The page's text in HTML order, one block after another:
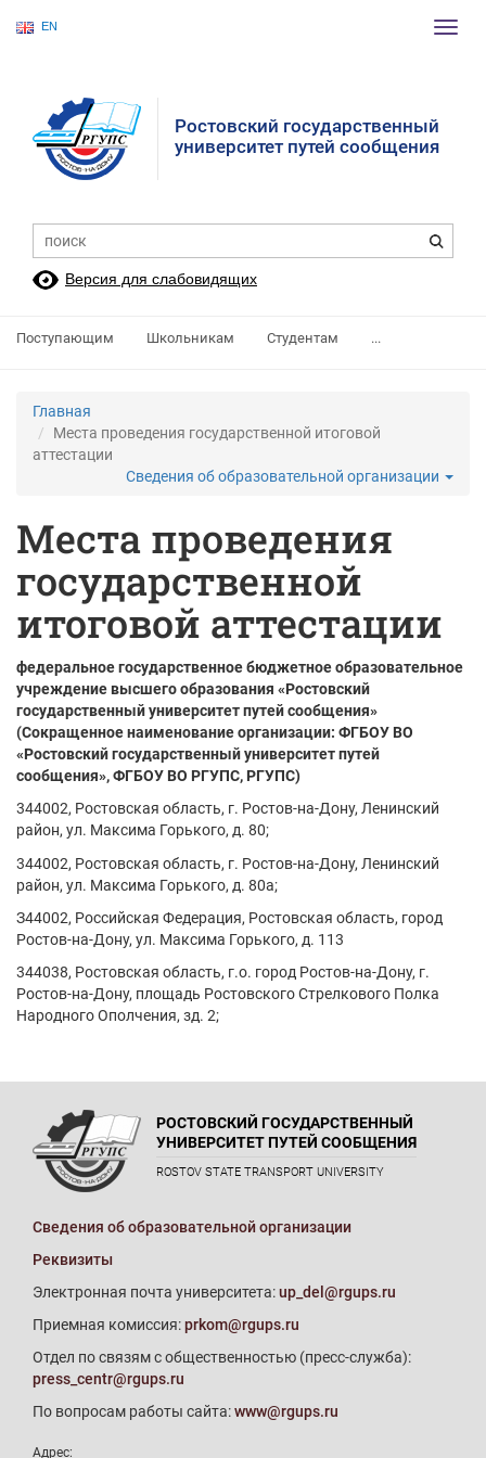
EN
Ростовский государственный
университет путей сообщения
Версия для слабовидящих
Поступающим Школьникам Студентам ...
Главная
Места проведения государственной итоговой
аттестации
Сведения об образовательной организации
Места проведения
государственной
итоговой аттестации
федеральное государственное бюджетное образовательное
учреждение высшего образования «Ростовский
государственный университет путей сообщения»
(Сокращенное наименование организации: ФГБОУ ВО
«Ростовский государственный университет путей
сообщения», ФГБОУ ВО РГУПС, РГУПС)
344002, Ростовская область, г. Ростов-на-Дону, Ленинский
район, ул. Максима Горького, д. 80;
344002, Ростовская область, г. Ростов-на-Дону, Ленинский
район, ул. Максима Горького, д. 80а;
З44002, Российская Федерация, Ростовская область, город
Ростов-на-Дону, ул. Максима Горького, д. 113
344038, Ростовская область, г.о. город Ростов-на-Дону, г.
Ростов-на-Дону, площадь Ростовского Стрелкового Полка
Народного Ополчения, зд. 2;
РОСТОВСКИЙ ГОСУДАРСТВЕННЫЙ
УНИВЕРСИТЕТ ПУТЕЙ СООБЩЕНИЯ
ROSTOV STATE TRANSPORT UNIVERSITY
Сведения об образовательной организации
Реквизиты
Электронная почта университета:up_del@rgups.ru
Приемная комиссия:prkom@rgups.ru
Отдел по связям с общественностью (пресс-служба):
press_centr@rgups.ru
По вопросам работы сайта:www@rgups.ru
Адрес: